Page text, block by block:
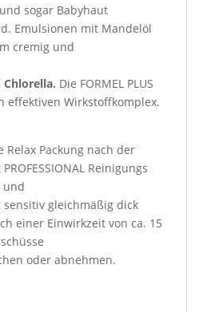
sogar Babyhaut
Emulsionen mit Mandelöl
cremig und
Die FORMEL PLUS
effektiven Wirkstoffkomplex.
Relax Packung nach der
Reinigungs
und
sensitiv gleichmäßig dick
einer Einwirkzeit von ca. 15
oder abnehmen.